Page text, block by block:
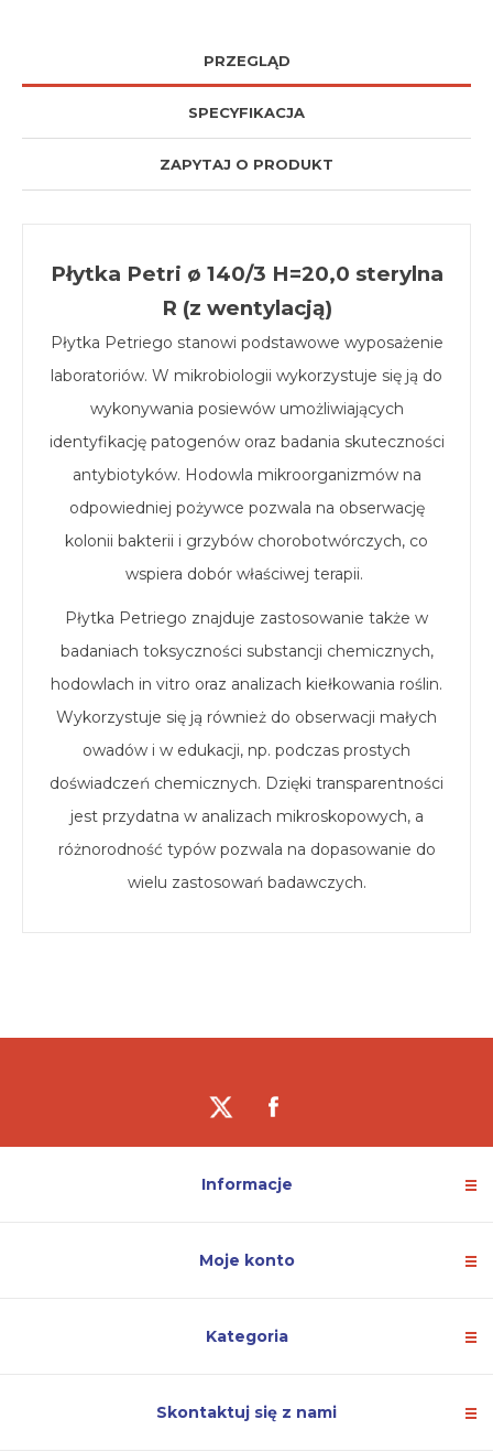
PRZEGLĄD
SPECYFIKACJA
ZAPYTAJ O PRODUKT
Płytka Petri ø 140/3 H=20,0 sterylna
R (z wentylacją)
Płytka Petriego stanowi podstawowe wyposażenie
laboratoriów. W mikrobiologii wykorzystuje się ją do
wykonywania posiewów umożliwiających
identyfikację patogenów oraz badania skuteczności
antybiotyków. Hodowla mikroorganizmów na
odpowiedniej pożywce pozwala na obserwację
kolonii bakterii i grzybów chorobotwórczych, co
wspiera dobór właściwej terapii.
Płytka Petriego znajduje zastosowanie także w
badaniach toksyczności substancji chemicznych,
hodowlach in vitro oraz analizach kiełkowania roślin.
Wykorzystuje się ją również do obserwacji małych
owadów i w edukacji, np. podczas prostych
doświadczeń chemicznych. Dzięki transparentności
jest przydatna w analizach mikroskopowych, a
różnorodność typów pozwala na dopasowanie do
wielu zastosowań badawczych.
Informacje
Moje konto
Kategoria
Skontaktuj się z nami